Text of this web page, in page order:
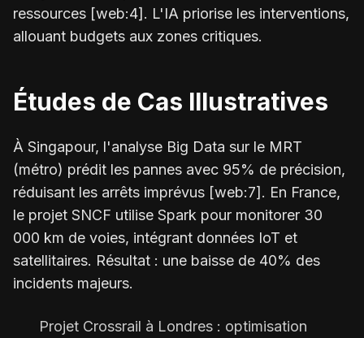
ressources [web:4]. L'IA priorise les interventions,
allouant budgets aux zones critiques.
Études de Cas Illustratives
À Singapour, l'analyse Big Data sur le MRT
(métro) prédit les pannes avec 95% de précision,
réduisant les arrêts imprévus [web:7]. En France,
le projet SNCF utilise Spark pour monitorer 30
000 km de voies, intégrant données IoT et
satellitaires. Résultat : une baisse de 40% des
incidents majeurs.
Projet Crossrail à Londres : optimisation